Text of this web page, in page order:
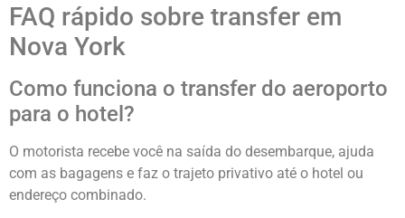
FAQ rápido sobre transfer em
Nova York
Como funciona o transfer do aeroporto
para o hotel?
O motorista recebe você na saída do desembarque, ajuda
com as bagagens e faz o trajeto privativo até o hotel ou
endereço combinado.